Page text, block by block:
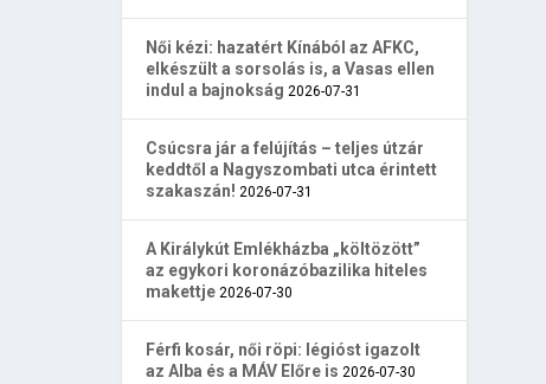
Női kézi: hazatért Kínából az AFKC,
elkészült a sorsolás is, a Vasas ellen
indul a bajnokság 2026-07-31
Csúcsra jár a felújítás – teljes útzár
keddtől a Nagyszombati utca érintett
szakaszán! 2026-07-31
A Királykút Emlékházba „költözött”
az egykori koronázóbazilika hiteles
makettje 2026-07-30
Férfi kosár, női röpi: légióst igazolt
az Alba és a MÁV Előre is 2026-07-30